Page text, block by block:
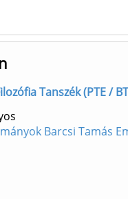
Tanszék (PTE /
Barcsi Tamás